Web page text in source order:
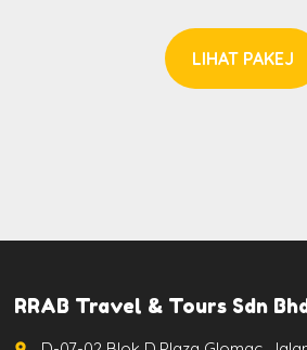
LIHAT PAKEJ
RRAB Travel & Tours Sdn